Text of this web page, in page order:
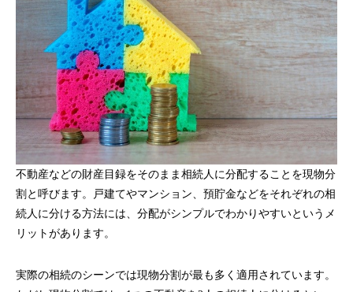
不動産などの財産目録をそのまま相続人に分配することを現物分
割と呼びます。戸建てやマンション、預貯金などをそれぞれの相
続人に分ける方法には、分配がシンプルでわかりやすいというメ
リットがあります。
実際の相続のシーンでは現物分割が最も多く適用されています。